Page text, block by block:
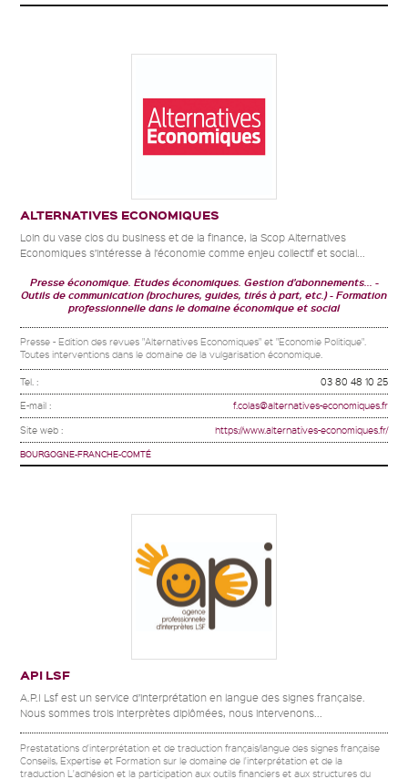
ALTERNATIVES ECONOMIQUES
Loin du vase clos du business et de la finance, la Scop Alternatives
Economiques s’intéresse à l’économie comme enjeu collectif et social...
Presse économique. Etudes économiques. Gestion d'abonnements...
Outils de communication (brochures, guides, tirés à part, etc.)
Formation
professionnelle dans le domaine économique et social
Presse - Edition des revues "Alternatives Economiques" et "Economie Politique".
Toutes interventions dans le domaine de la vulgarisation économique.
Tel. : 03 80 48 10 25
E-mail : f.colas@alternatives-economiques.fr
Site web : https://www.alternatives-economiques.fr/
BOURGOGNE-FRANCHE-COMTÉ
API LSF
A.P.I Lsf est un service d’interprétation en langue des signes française.
Nous sommes trois interprètes diplômées, nous intervenons...
Prestatations d'interprétation et de traduction français/langue des signes française
Conseils, Expertise et Formation sur le domaine de l'interprétation et de la
traduction L'adhésion et la participation aux outils financiers et aux structures du